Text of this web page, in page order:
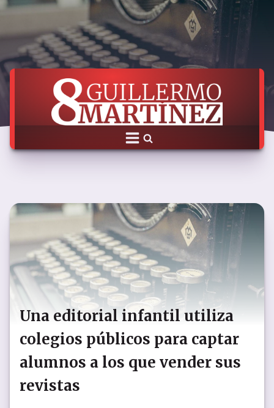
Una editorial infantil utiliza
colegios públicos para captar
alumnos a los que vender sus
revistas